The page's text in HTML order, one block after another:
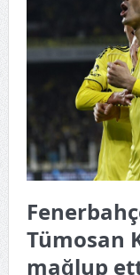
Tümosan
mağlup